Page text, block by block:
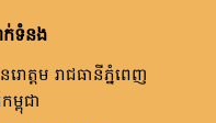
ក់ទំនង
ោត្តម រាជធានីភ្នំពេញ
ម្ពុជា